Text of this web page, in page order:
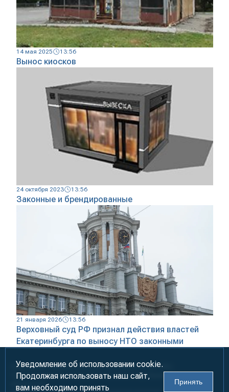
14 мая 2025 13:56
Вынос киосков
24 октября 2023 13:56
Законные и брендированные
21 января 2026 13:56
Верховный суд РФ признал действия властей
Екатеринбурга по выносу НТО законными
Информация предназначена для лиц старше 18 лет (18+)
При использовании материалов ссылка на «УралБизнесКонсалтинг»
Уведомление об использовании cookie.
Продолжая использовать наш сайт,
вам необходимо принять
Принять